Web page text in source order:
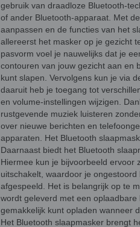
gebruik van draadloze Bluetooth-
of ander Bluetooth-apparaat. Met
aanpassen en de functies van het
allereerst het masker op je gezicht
pasvorm voel je nauwelijks dat je
contouren van jouw gezicht aan en
kunt slapen. Vervolgens kun je via
daaruit heb je toegang tot
en volume-instellingen wijzigen.
rustgevende muziek luisteren
over nieuwe berichten en
apparaten. Het Bluetooth
Daarnaast biedt het Bluetooth
Hiermee kun je bijvoorbeeld ervoor
uitschakelt, waardoor je
afgespeeld. Het is belangrijk op te
wordt geleverd met een
gemakkelijk kunt opladen wanneer
Het Bluetooth slaapmasker brengt